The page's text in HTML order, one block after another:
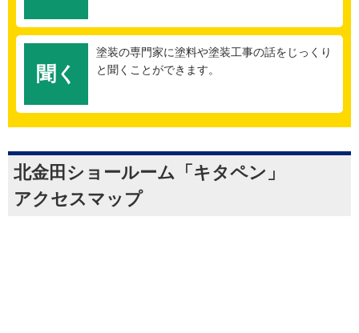
聞く
塗装の専門家に塗料や塗装工事の話をじっくり
と聞くことができます。
北金田ショールーム「キタペン」
アクセスマップ